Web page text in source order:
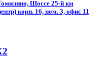
Шоссе 25-й км
корп. 16, пом. 3, офис 11